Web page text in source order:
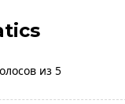
из5